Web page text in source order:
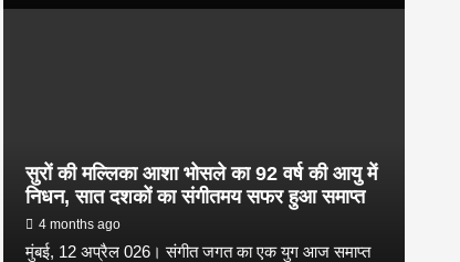
सुरों की मल्लिका आशा भोसले का 92 वर्ष की आयु में
निधन, सात दशकों का संगीतमय सफर हुआ समाप्त
4 months ago
मुंबई, 12 अप्रैल 026। संगीत जगत का एक युग आज समाप्त